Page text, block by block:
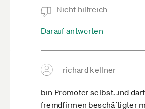
Nicht hilfreich
Darauf antworten
richard kellner
bin Promoter selbst.und
fremdfirmen beschäftigter